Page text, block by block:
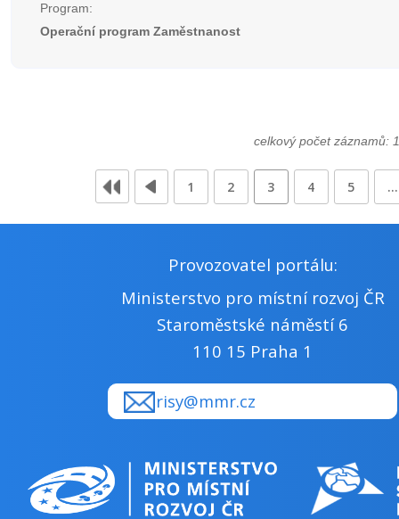
Program:
Operační program Zaměstnanost
celkový počet záznamů:
1 2 3 4 5 …
Provozovatel portálu:
Ministerstvo pro místní rozvoj ČR
Staroměstské náměstí 6
110 15 Praha 1
risy@mmr.cz